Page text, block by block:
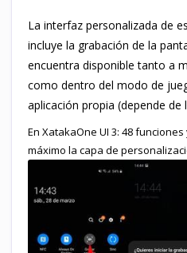
La interfaz personalizada de
incluye la grabación de la
encuentra disponible tanto a
como dentro del modo de
aplicación propia (depende de
En XatakaOne UI 3: 48
máximo la capa de